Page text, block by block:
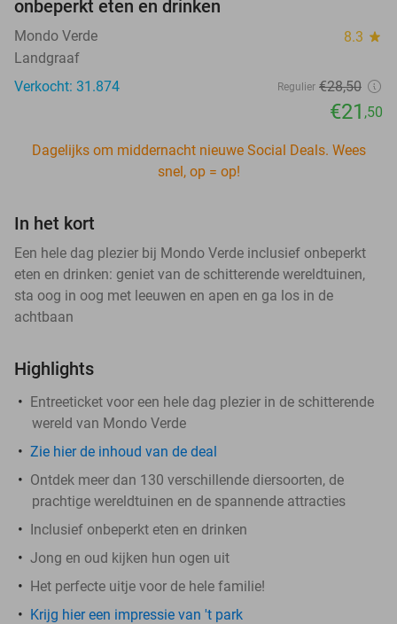
onbeperkt eten en drinken
Mondo Verde 8.3 star
Landgraaf
Verkocht: 31.874
Regulier €28,50
€21 ,50
Dagelijks om middernacht nieuwe Social Deals. Wees
snel, op = op!
In het kort
Een hele dag plezier bij Mondo Verde inclusief onbeperkt
eten en drinken: geniet van de schitterende wereldtuinen,
sta oog in oog met leeuwen en apen en ga los in de
achtbaan
Highlights
Entreeticket voor een hele dag plezier in de schitterende
wereld van Mondo Verde
Zie hier de inhoud van de deal
Ontdek meer dan 130 verschillende diersoorten, de
prachtige wereldtuinen en de spannende attracties
Inclusief onbeperkt eten en drinken
Jong en oud kijken hun ogen uit
Het perfecte uitje voor de hele familie!
Krijg hier een impressie van 't park